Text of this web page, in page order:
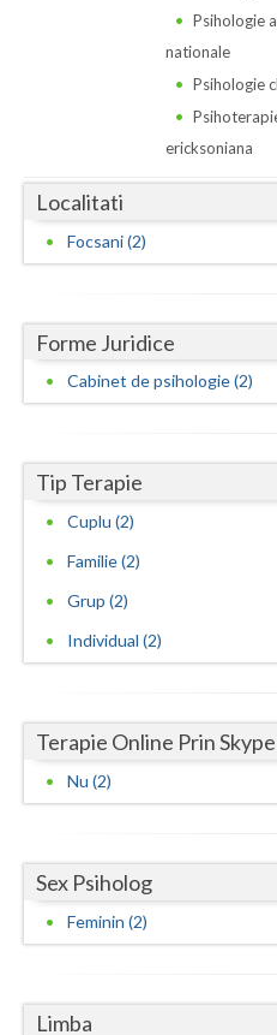
Olt
Salaj
Sibiu
Suceava
Teleorman
Timis
Tulcea
Vaslui
Psihologie
nationale
Psihologie
ericksoniana
Localitati
Focsani (2)
Forme Juridice
Cabinet de psihologie (2)
Tip Terapie
Cuplu (2)
Familie (2)
Grup (2)
Individual (2)
Terapie Online Prin Skype
Nu (2)
Sex Psiholog
Feminin (2)
Limba